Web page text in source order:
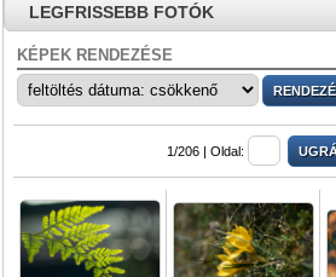
LEGFRISSEBB FOTÓK
KÉPEK RENDEZÉSE
1/206 | Oldal: